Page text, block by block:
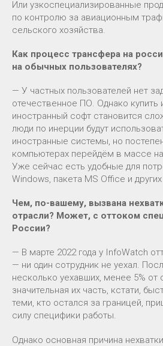
Или узкоспециализированные
по контролю за авиационным
сельского хозяйства.
Как процесс трансфера на
на обычных пользователях?
— У частных пользователей нет
отечественное ПО. Однако купить
иностранный софт становится
люди по инерции будут
иностранные системы, но
компьютерах перейдём в массе
Уже сейчас есть удобные для
Windows, пакета MS Office и
Чем, по-вашему, вызвана
отрасли? Может, с оттоком
России?
— В марте 2022 года у InfoWatch
— ни один сотрудник не уехал.
несколько уехавших, менее 5% от
значительная их часть, кстати,
теми, кто остался за границей,
силу специфики работы.
Однако основная причина